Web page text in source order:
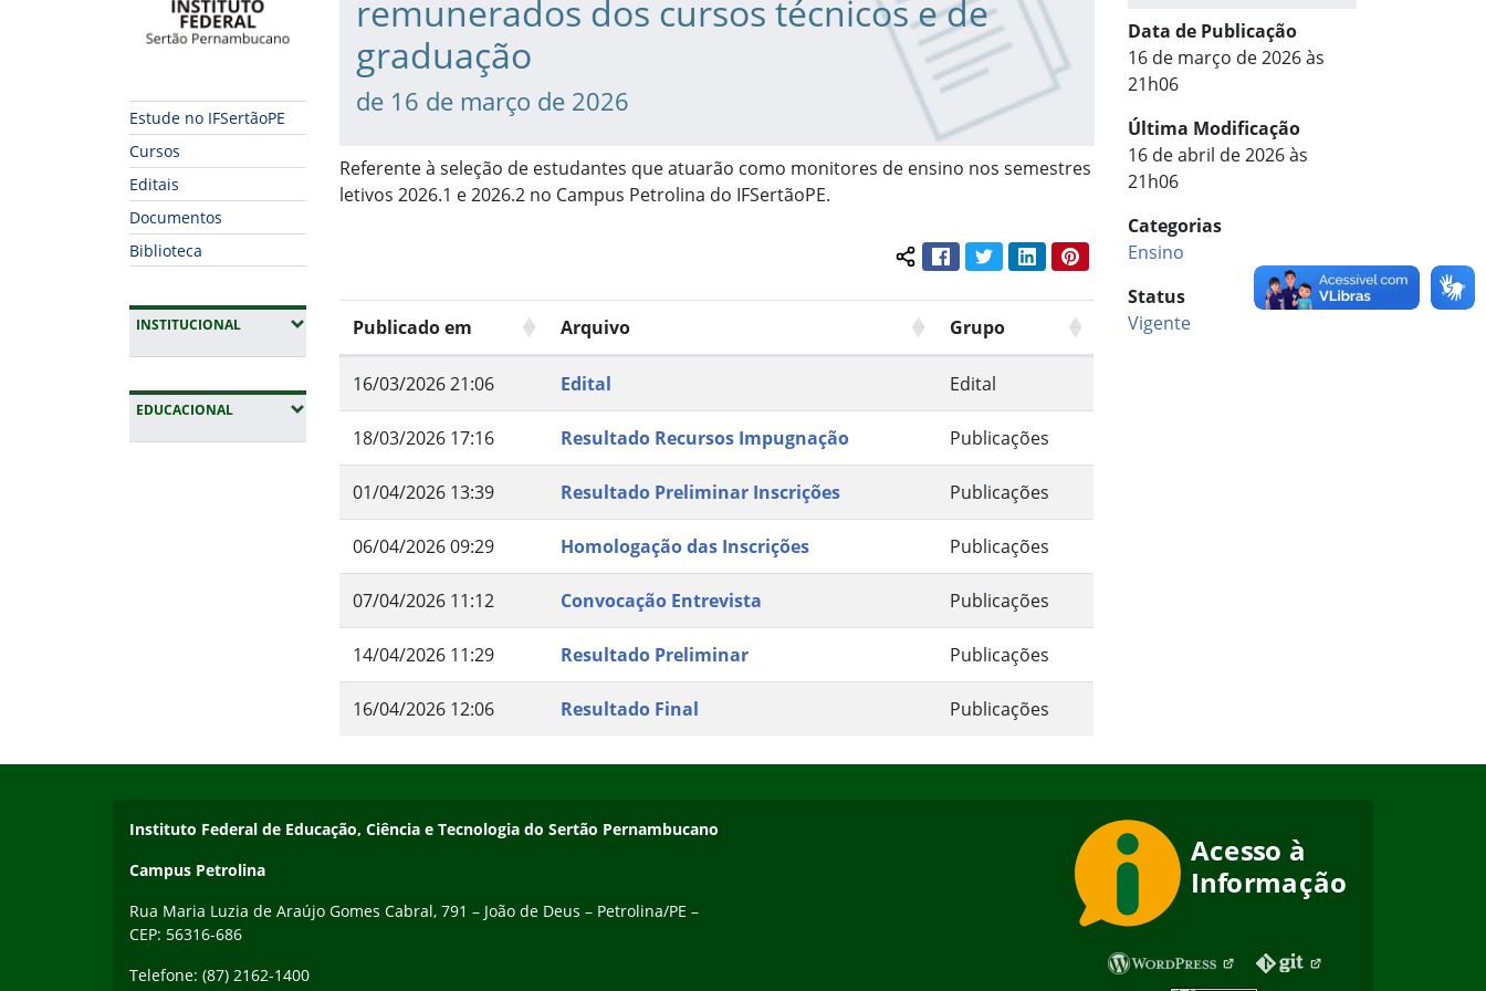
Estude no IFSertãoPE
Cursos
Editais
Documentos
Biblioteca
INSTITUCIONAL(EXPANDIR SUBMENUS)
EDUCACIONAL(EXPANDIR SUBMENUS)
remunerados dos cursos técnicos e de
graduação
de 16 de março de 2026
Referente à seleção de estudantes que atuarão como monitores de ensino nos semestres
letivos 2026.1 e 2026.2 no Campus Petrolina do IFSertãoPE.
Compartilhar conteúdo:
FacebookTwitterLinkedInPinterest
Publicado em Arquivo Grupo
16/03/2026 21:06 Edital Edital
18/03/2026 17:16 Resultado Recursos Impugnação Publicações
01/04/2026 13:39 Resultado Preliminar Inscrições Publicações
06/04/2026 09:29 Homologação das Inscrições Publicações
07/04/2026 11:12 Convocação Entrevista Publicações
14/04/2026 11:29 Resultado Preliminar Publicações
16/04/2026 12:06 Resultado Final Publicações
Data de Publicação
16 de março de 2026 às
21h06
Última Modificação
16 de abril de 2026 às
21h06
Categorias
Ensino
Status
Vigente
Endereço
Instituto Federal de Educação, Ciência e Tecnologia do Sertão Pernambucano
Campus Petrolina
Rua Maria Luzia de Araújo Gomes Cabral, 791 – João de Deus – Petrolina/PE –
CEP: 56316-686
Telefone: (87) 2162-1400